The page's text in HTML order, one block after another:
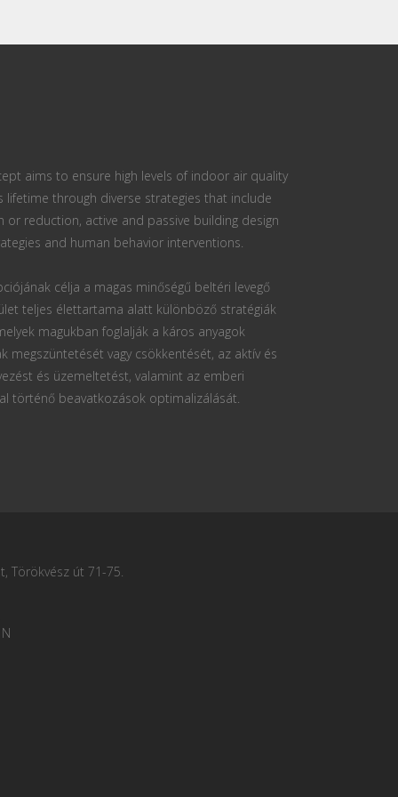
aims to ensure high levels of indoor air quality
lifetime through diverse strategies that include
or reduction, active and passive building design
and human behavior interventions.
célja a magas minőségű beltéri levegő
teljes élettartama alatt különböző stratégiák
magukban foglalják a káros anyagok
megszüntetését vagy csökkentését, az aktív és
és üzemeltetést, valamint az emberi
történő beavatkozások optimalizálását.
Törökvész út 71-75.